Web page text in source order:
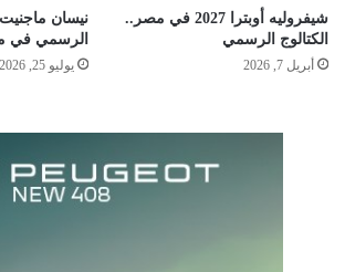
شيفروليه أوبترا 2027 في مصر..
الكتالوج الرسمي
أبريل 7, 2026
الرسمي في
يوليو 25, 2026